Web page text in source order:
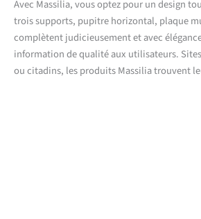
Avec Massilia, vous optez pour un design
trois supports, pupitre horizontal, plaque
complètent judicieusement et avec
information de qualité aux utilisateurs.
ou citadins, les produits Massilia trouvent